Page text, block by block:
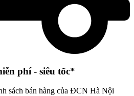
phí - siêu tốc*
sách bán hàng của ĐCN Hà Nội